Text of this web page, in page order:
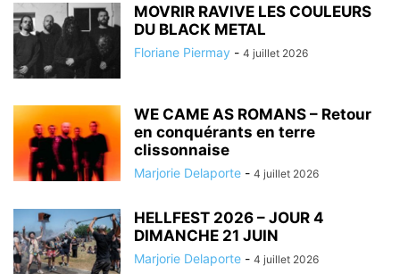
MOVRIR RAVIVE LES COULEURS
DU BLACK METAL
Floriane Piermay - 4 juillet 2026
WE CAME AS ROMANS – Retour
en conquérants en terre
clissonnaise
Marjorie Delaporte - 4 juillet 2026
HELLFEST 2026 – JOUR 4
DIMANCHE 21 JUIN
Marjorie Delaporte - 4 juillet 2026